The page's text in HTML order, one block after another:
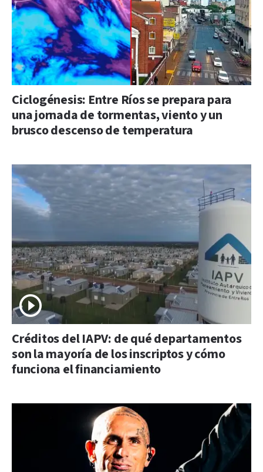
Ciclogénesis: Entre Ríos se prepara para
una jornada de tormentas, viento y un
brusco descenso de temperatura
Créditos del IAPV: de qué departamentos
son la mayoría de los inscriptos y cómo
funciona el financiamiento